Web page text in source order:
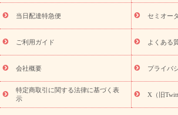
盆・初盆）
お盆 花（新盆・初盆）
お盆
フト
お盆・お供え プリザーブドフラワー
レゼント特集
夏の花贈り・お中元・暑中
敬老の日におくる花ギフト・プレゼント特
花ギフト・プレゼント特集
敬老の日 花の
老の日 花鉢植えのギフト・プレゼント特集
フト・プレゼント特集
敬老の日の花 全て
ペーン
映画『ウォーターガーディアンズ』
「きょう誕生日なんです」キャンペーン
当日配達特急便 セミオー
ご利用ガイド よくある
会社概要 プライバ
特定商取引に関する法律に基づく表
示
X（旧